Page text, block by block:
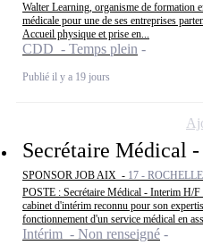
Walter Learning, organisme de formation
médicale pour une de ses entreprises
Accueil physique et prise en...
CDD - Temps plein
Publié il y a 19 jours
Secrétaire Médical
SPONSOR JOB AIX - 17 - ROCHELLE
POSTE : Secrétaire Médical - Interim H/
cabinet d'intérim reconnu pour son
fonctionnement d'un service médical en
Intérim - Non renseigné